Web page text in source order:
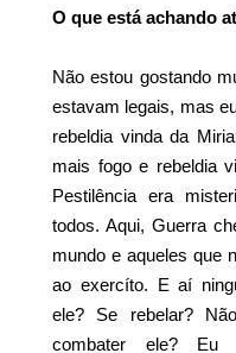
O que está achando
Não estou gostando
estavam legais, mas
rebeldia vinda da
mais fogo e rebeldia
Pestilência era
todos. Aqui, Guerra
mundo e aqueles que
ao exercíto. E aí
ele? Se rebelar?
combater ele? Eu